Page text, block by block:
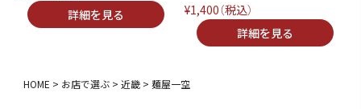
¥1,400（税込）
HOME お店で選ぶ 近畿 麺屋一空